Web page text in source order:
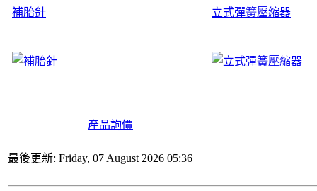
補胎針
產品詢價
立式彈簧壓縮器
最後更新: Friday, 07 August 2026 05:36